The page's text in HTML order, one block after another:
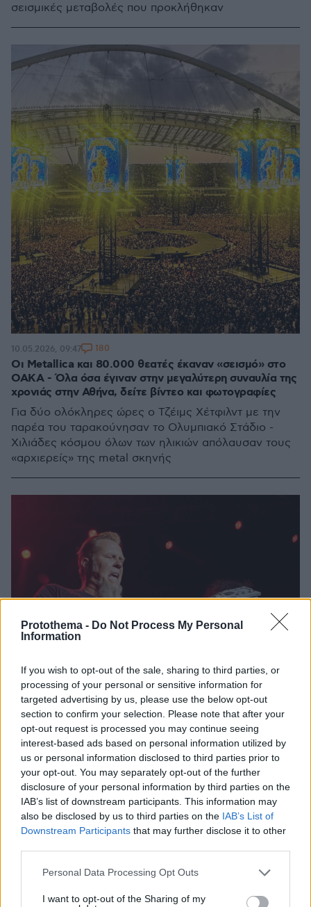
Protothema - Do Not Process My Personal
Information
If you wish to opt-out of the sale, sharing to third parties, or
processing of your personal or sensitive information for
targeted advertising by us, please use the below opt-out
section to confirm your selection. Please note that after your
opt-out request is processed you may continue seeing
interest-based ads based on personal information utilized by
us or personal information disclosed to third parties prior to
your opt-out. You may separately opt-out of the further
disclosure of your personal information by third parties on the
IAB’s list of downstream participants. This information may
also be disclosed by us to third parties on the IAB’s List of
Downstream Participants that may further disclose it to other
Please note that this website/app uses one or more Google
not limited to your visit or usage behaviour. You may click to
Personal Data Processing Opt Outs
I want to opt-out of the Sharing of my
σεισμικές μεταβολές που προκλήθηκαν
Οι Metallica και 80.000 θεατές έκαναν «σεισμό» στο
ΟΑΚΑ - Όλα όσα έγιναν στην μεγαλύτερη συναυλία της
χρονιάς στην Αθήνα, δείτε βίντεο και φωτογραφίες
Για δύο ολόκληρες ώρες ο Τζέιμς Χέτφιλντ με την
παρέα του ταρακούνησαν το Ολυμπιακό Στάδιο -
Χιλιάδες κόσμου όλων των ηλικιών απόλαυσαν τους
«αρχιερείς» της metal σκηνής
10.05.2026, 09:47 180
Με σεισμογράφο κατέγραψε τη συναυλία των Metallica
στο ΟΑΚΑ το Γεωδυναμικό Ινστιτούτο
Η μαζική και συγχρονισμένη κίνηση δεκάδων
μικροδονήσεις στο έδαφος
10.05.2026, 03:32 34